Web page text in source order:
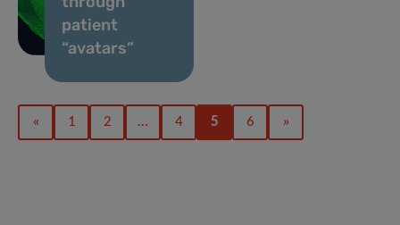
patient
“avatars”
« 1 2 … 4 5 6 »